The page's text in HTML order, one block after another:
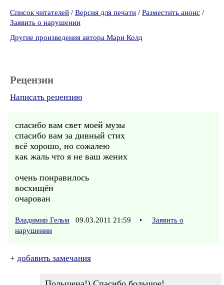
Список читателей / Версия для печати / Разместить анонс /
Заявить о нарушении
Другие произведения автора Мари Колд
Рецензии
Написать рецензию
спасибо вам свет моей музы
спасибо вам за дивный стих
всё хорошо, но сожалею
как жаль что я не ваш жених
очень понравилось
восхищён
очарован
Владимир Гельм 09.03.2011 21:59 •
Заявить о
нарушении
+ добавить замечания